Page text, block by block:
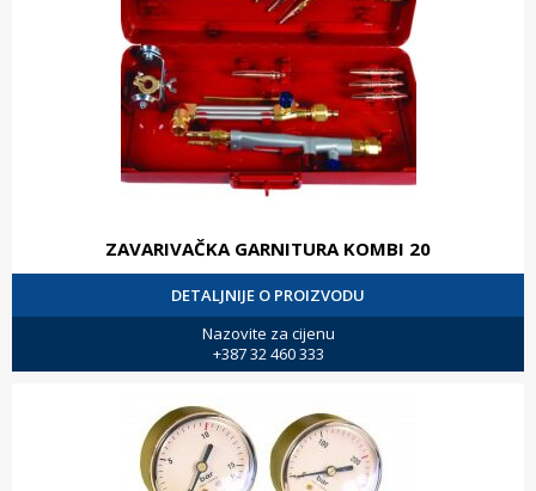
ZAVARIVAČKA GARNITURA KOMBI 20
DETALJNIJE O PROIZVODU
Nazovite za cijenu
+387 32 460 333